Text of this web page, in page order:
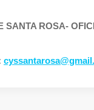
ROSA-